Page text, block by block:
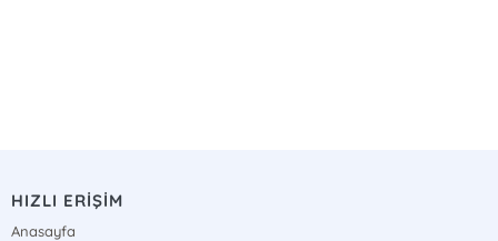
HIZLI ERİŞİM
Anasayfa